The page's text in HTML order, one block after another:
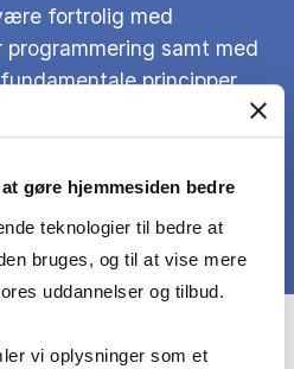
gøre hjemmesiden bedre
teknologier til bedre at
bruges, og til at vise mere
uddannelser og tilbud.
vi oplysninger som et
fortrolig med
samt med
principper